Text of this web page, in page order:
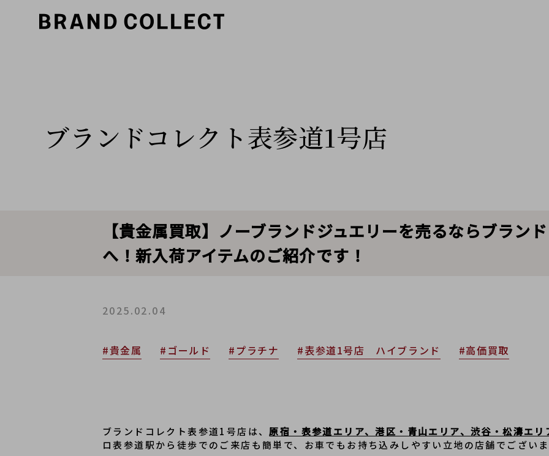
ブランドコレクト表参道1号店
【貴金属買取】ノーブランドジュエリーを売るならブラン
へ！新入荷アイテムのご紹介です！
2025.02.04
#貴金属 #ゴールド #プラチナ #表参道1号店 ハイブランド #高価買取
ブランドコレクト表参道1号店は、原宿・表参道エリア、港区・青山エリア、渋谷・松濤エリ
ロ表参道駅から徒歩でのご来店も簡単で、﻿お車でもお持ち込みしやすい立地の店舗でござい